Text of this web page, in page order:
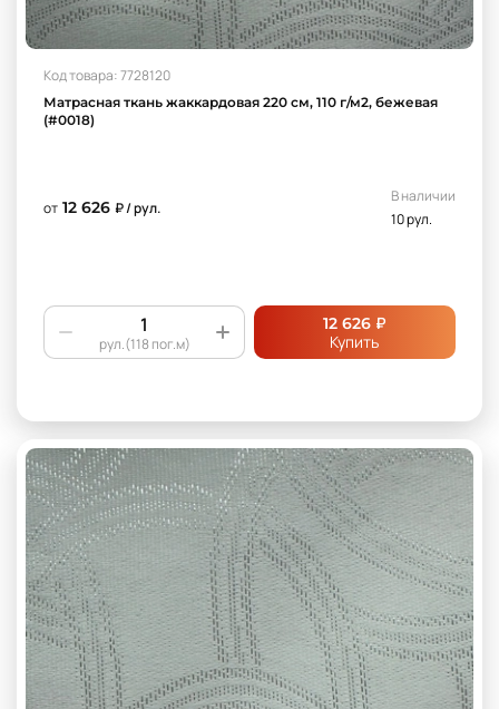
Код товара: 7728120
Матрасная ткань жаккардовая 220 см, 110 г/м2, бежевая
(#0018)
от 12 626 ₽ / рул.
В наличии
10 рул.
рул.(118 пог.м)
12 626 ₽
Купить